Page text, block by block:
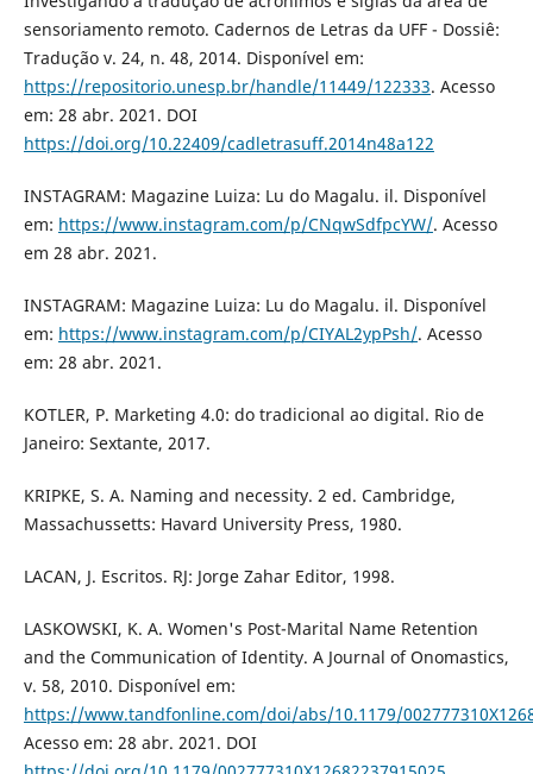
sensoriamento remoto. Cadernos de Letras da UFF - Dossiê:
Tradução v. 24, n. 48, 2014. Disponível em:
https://repositorio.unesp.br/handle/11449/122333. Acesso
em: 28 abr. 2021. DOI
https://doi.org/10.22409/cadletrasuff.2014n48a122
INSTAGRAM: Magazine Luiza: Lu do Magalu. il. Disponível
em: https://www.instagram.com/p/CNqwSdfpcYW/. Acesso
em 28 abr. 2021.
INSTAGRAM: Magazine Luiza: Lu do Magalu. il. Disponível
em: https://www.instagram.com/p/CIYAL2ypPsh/. Acesso
em: 28 abr. 2021.
KOTLER, P. Marketing 4.0: do tradicional ao digital. Rio de
Janeiro: Sextante, 2017.
KRIPKE, S. A. Naming and necessity. 2 ed. Cambridge,
Massachussetts: Havard University Press, 1980.
LACAN, J. Escritos. RJ: Jorge Zahar Editor, 1998.
LASKOWSKI, K. A. Women's Post-Marital Name Retention
and the Communication of Identity. A Journal of Onomastics,
v. 58, 2010. Disponível em:
https://www.tandfonline.com/doi/abs/10.1179/
Acesso em: 28 abr. 2021. DOI